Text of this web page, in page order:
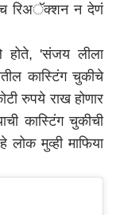
रिअॅक्शन न देणं
होते, 'संजय लीला
कास्टिंग चुकीचे
रुपये राख होणार
कास्टिंग चुकीची
मुव्ही माफिया